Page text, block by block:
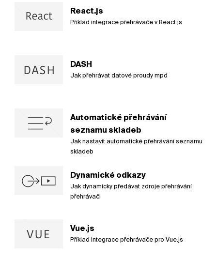
React.js
Příklad integrace přehrávače v React.js
DASH
Jak přehrávat datové proudy mpd
Automatické přehrávání
seznamu skladeb
Jak nastavit automatické přehrávání seznamu
skladeb
Dynamické odkazy
Jak dynamicky předávat zdroje přehrávání
přehrávači
Vue.js
Příklad integrace přehrávače pro Vue.js